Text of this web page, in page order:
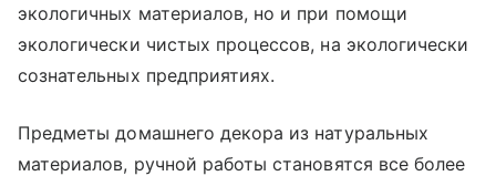
экологичных материалов, но и при помощи
экологически чистых процессов, на экологически
сознательных предприятиях.
Предметы домашнего декора из натуральных
материалов, ручной работы становятся все более